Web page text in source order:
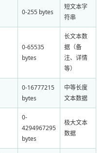
0-255 bytes
短文本字
符串
0-65535
bytes
长文本数
据（备
注、详情
等）
0-16777215
bytes
中等长度
文本数据
0-
4294967295
bytes
极大文本
数据